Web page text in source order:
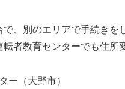
、別のエリアで手続き
者教育センターでも住所
ー（大野市）